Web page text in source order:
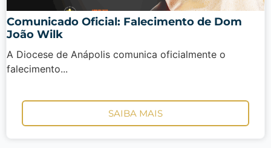
Comunicado Oficial: Falecimento de Dom
João Wilk
A Diocese de Anápolis comunica oficialmente o
falecimento...
SAIBA MAIS